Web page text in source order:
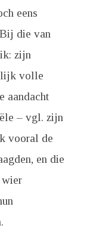
eens
die van
zijn
volle
aandacht
– vgl. zijn
vooral de
en die
wier